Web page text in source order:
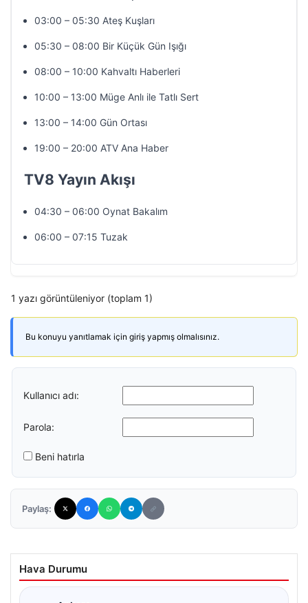
03:00 – 05:30 Ateş Kuşları
05:30 – 08:00 Bir Küçük Gün Işığı
08:00 – 10:00 Kahvaltı Haberleri
10:00 – 13:00 Müge Anlı ile Tatlı Sert
13:00 – 14:00 Gün Ortası
19:00 – 20:00 ATV Ana Haber
TV8 Yayın Akışı
04:30 – 06:00 Oynat Bakalım
06:00 – 07:15 Tuzak
1 yazı görüntüleniyor (toplam 1)
Bu konuyu yanıtlamak için giriş yapmış olmalısınız.
Kullanıcı adı:
Parola:
Beni hatırla
Paylaş:
Hava Durumu